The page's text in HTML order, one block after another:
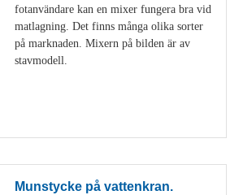
fotanvändare kan en mixer fungera bra vid
matlagning. Det finns många olika sorter
på marknaden. Mixern på bilden är av
stavmodell.
Munstycke på vattenkran.